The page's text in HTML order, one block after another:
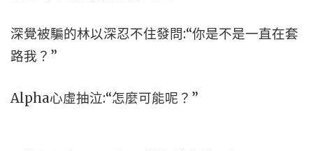
深覺被騙的林以深忍不住發問:“你是不是一直在套
路我？”
Alpha心虛抽泣:“怎麼可能呢？”